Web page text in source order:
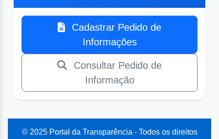
Cadastrar Pedido de
Informações
Consultar Pedido de
Informação
© 2025 Portal da Transparência - Todos os direitos